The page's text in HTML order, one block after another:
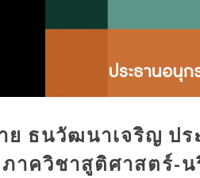
ย ธนวัฒนาเจริญ ป
าควิชาสูติศาสตร์-